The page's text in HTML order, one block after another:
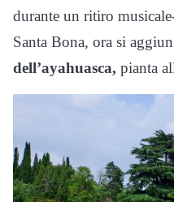
durante un ritiro
Santa Bona, ora si
dell’ayahuasca, pianta